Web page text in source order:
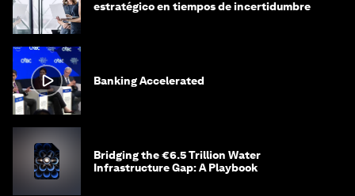
estratégico en tiempos de incertidumbre
Banking Accelerated
Bridging the €6.5 Trillion Water
Infrastructure Gap: A Playbook